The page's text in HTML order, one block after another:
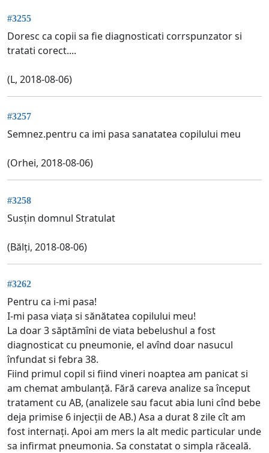
#3255
Doresc ca copii sa fie diagnosticati corrspunzator si
tratati corect....
(L, 2018-08-06)
#3257
Semnez.pentru ca imi pasa sanatatea copilului meu
(Orhei, 2018-08-06)
#3258
Susțin domnul Stratulat
(Bălți, 2018-08-06)
#3262
Pentru ca i-mi pasa!
I-mi pasa viața si sănătatea copilului meu!
La doar 3 săptămîni de viata bebelushul a fost
diagnosticat cu pneumonie, el avînd doar nasucul
înfundat si febra 38.
Fiind primul copil si fiind vineri noaptea am panicat si
am chemat ambulanță. Fără careva analize sa început
tratament cu AB, (analizele sau facut abia luni cînd bebe
deja primise 6 injecții de AB.) Asa a durat 8 zile cît am
fost internați. Apoi am mers la alt medic particular unde
sa infirmat pneumonia. Sa constatat o simpla răceală.